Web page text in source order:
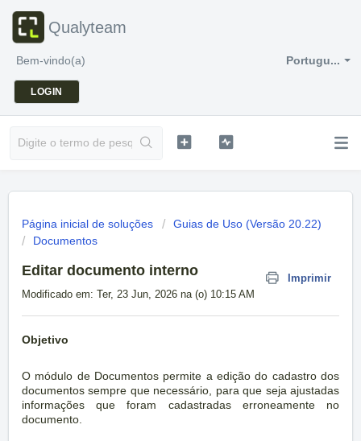
Qualyteam
Portugu...
Bem-vindo(a)
LOGIN
Página inicial de soluções
Guias de Uso (Versão 20.22)
Documentos
Editar documento interno
Imprimir
Modificado em: Ter, 23 Jun, 2026 na (o) 10:15 AM
Objetivo
O módulo de Documentos permite a edição do cadastro dos
documentos sempre que necessário, para que seja ajustadas
informações que foram cadastradas erroneamente no
documento.